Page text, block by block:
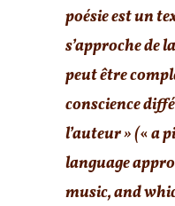
poésie est un
s’approche de
peut être
conscience
l’auteur » («a
language
music, and